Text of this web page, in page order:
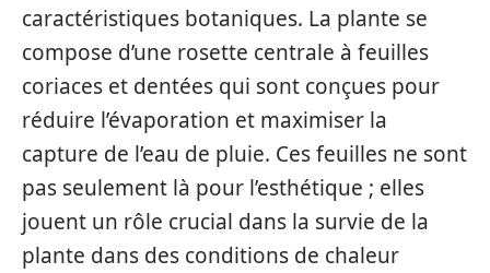
caractéristiques botaniques. La plante se
compose d’une rosette centrale à feuilles
coriaces et dentées qui sont conçues pour
réduire l’évaporation et maximiser la
capture de l’eau de pluie. Ces feuilles ne sont
pas seulement là pour l’esthétique ; elles
jouent un rôle crucial dans la survie de la
plante dans des conditions de chaleur